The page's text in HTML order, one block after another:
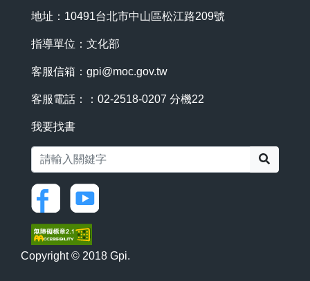
地址：10491台北市中山區松江路209號
指導單位：文化部
客服信箱： gpi@moc.gov.tw
客服電話：：02-2518-0207 分機22
我要找書
Copyright © 2018 Gpi.